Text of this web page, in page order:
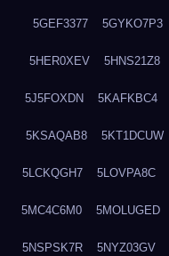
5GEF3377 5GYKO7P3
5HER0XEV 5HNS21Z8
5J5FOXDN 5KAFKBC4
5KSAQAB8 5KT1DCUW
5LCKQGH7 5LOVPA8C
5MC4C6M0 5MOLUGED
5NSPSK7R 5NYZ03GV